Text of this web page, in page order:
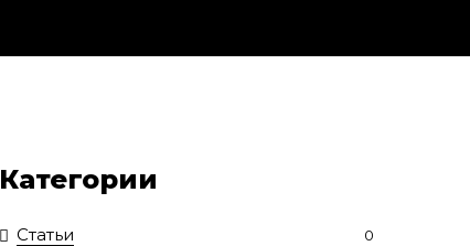
Категории
Статьи 0